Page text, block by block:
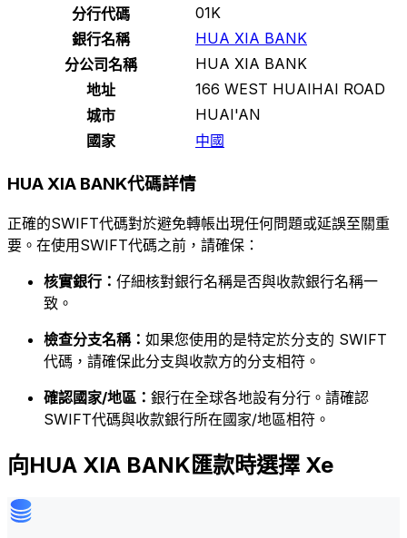
分行代碼
01K
銀行名稱
HUA XIA BANK
分公司名稱
HUA XIA BANK
地址
166 WEST HUAIHAI ROAD
城市
HUAI'AN
國家
中國
HUA XIA BANK代碼詳情
正確的SWIFT代碼對於避免轉帳出現任何問題或延誤至關重
要。在使用SWIFT代碼之前，請確保：
核實銀行： 仔細核對銀行名稱是否與收款銀行名稱一
致。
檢查分支名稱： 如果您使用的是特定於分支的 SWIFT
代碼，請確保此分支與收款方的分支相符。
確認國家/地區： 銀行在全球各地設有分行。請確認
SWIFT代碼與收款銀行所在國家/地區相符。
向HUA XIA BANK匯款時選擇 Xe